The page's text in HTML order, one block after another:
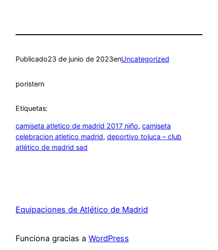
Publicado23 de junio de 2023enUncategorized
poristern
Etiquetas:
camiseta atletico de madrid 2017 niño, camiseta
celebracion atletico madrid, deportivo toluca – club
atlético de madrid sad
Equipaciones de Atlético de Madrid
Funciona gracias a WordPress